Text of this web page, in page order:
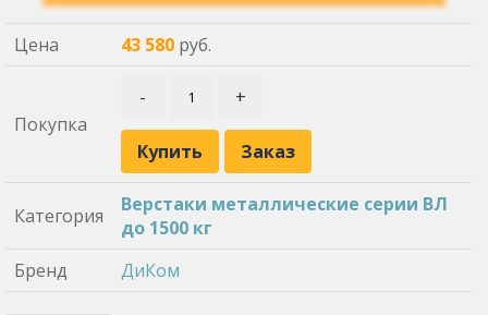
Цена 43 580 руб.
Покупка
- +
Купить Заказ
Категория
Верстаки металлические серии ВЛ
до 1500 кг
Бренд
ДиКом